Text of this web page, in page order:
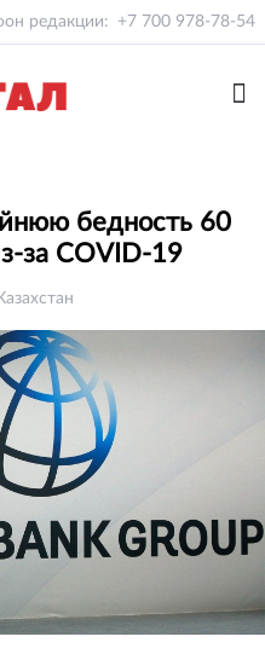
редакции: +7 700 978-78-54
бедность 60
за COVID-19